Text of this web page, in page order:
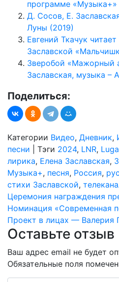
программе «Музыка+»
Д. Сосов, Е.
Луны (2019)
Евгений Ткачук
Заславской
Зверобой «Мажорный
Заславская, музыка –
Поделиться:
Категории Видео, Дневник,
песни
Тэги 2024, LNR,
лирика, Елена Заславская,
Музыка+, песня, Россия,
стихи Заславской,
Навигация
по
записям
Церемония награждения
Номинация «Современная
Проект в лицах — Валерия
Оставьте отзыв
Ваш адрес email не будет
Обязательные поля